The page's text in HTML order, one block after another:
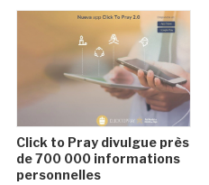
Click to Pray divulgue près
de 700 000 informations
personnelles